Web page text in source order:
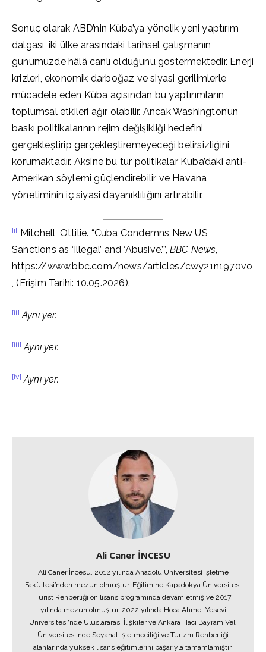
Sonuç olarak ABD’nin Küba’ya yönelik yeni yaptırım
dalgası, iki ülke arasındaki tarihsel çatışmanın
günümüzde hâlâ canlı olduğunu göstermektedir. Enerji
krizleri, ekonomik darboğaz ve siyasi gerilimlerle
mücadele eden Küba açısından bu yaptırımların
toplumsal etkileri ağır olabilir. Ancak Washington’un
baskı politikalarının rejim değişikliği hedefini
gerçekleştirip gerçekleştiremeyeceği belirsizliğini
korumaktadır. Aksine bu tür politikalar Küba’daki anti-
Amerikan söylemi güçlendirebilir ve Havana
yönetiminin iç siyasi dayanıklılığını artırabilir.
[i] Mitchell, Ottilie. “Cuba Condemns New US
Sanctions as ‘Illegal’ and ‘Abusive.’”, BBC News,
https://www.bbc.com/news/articles/cwy21n1970vo
, (Erişim Tarihi: 10.05.2026).
[ii] Aynı yer.
[iii] Aynı yer.
[iv] Aynı yer.
Ali Caner İNCESU
Ali Caner İncesu, 2012 yılında Anadolu Üniversitesi İşletme
Fakültesi’nden mezun olmuştur. Eğitimine Kapadokya Üniversitesi
Turist Rehberliği ön lisans programında devam etmiş ve 2017
yılında mezun olmuştur. 2022 yılında Hoca Ahmet Yesevi
Üniversitesi'nde Uluslararası İlişkiler ve Ankara Hacı Bayram Veli
Üniversitesi'nde Seyahat İşletmeciliği ve Turizm Rehberliği
alanlarında yüksek lisans eğitimlerini başarıyla tamamlamıştır.